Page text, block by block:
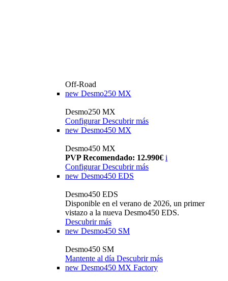
Off-Road
new Desmo250 MX
Desmo250 MX
Configurar Descubrir más
new Desmo450 MX
Desmo450 MX
PVP Recomendado: 12.990€ i
Configurar Descubrir más
new Desmo450 EDS
Desmo450 EDS
Disponible en el verano de 2026, un primer
vistazo a la nueva Desmo450 EDS.
Descubrir más
new Desmo450 SM
Desmo450 SM
Mantente al día Descubrir más
new Desmo450 MX Factory